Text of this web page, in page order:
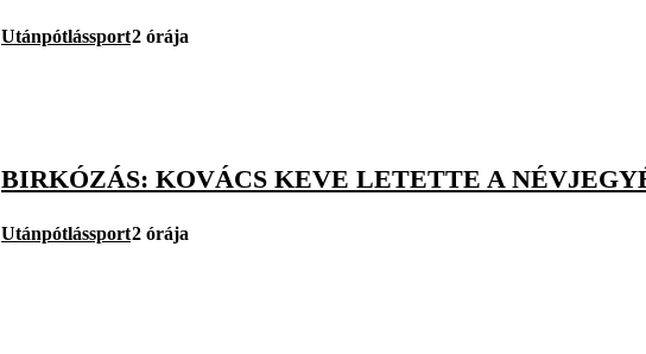
Utánpótlássport2 órája
BIRKÓZÁS: KOVÁCS KEVE LETETTE A
Utánpótlássport2 órája